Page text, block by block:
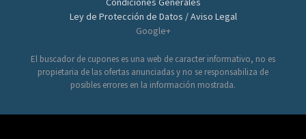
Ley de Protección de Datos / Aviso Legal
Google+
El buscador de cupones es una web de caracter informativo, no es
propietaria de las ofertas anunciadas y no se responsabiliza de
posibles errores en la información mostrada.